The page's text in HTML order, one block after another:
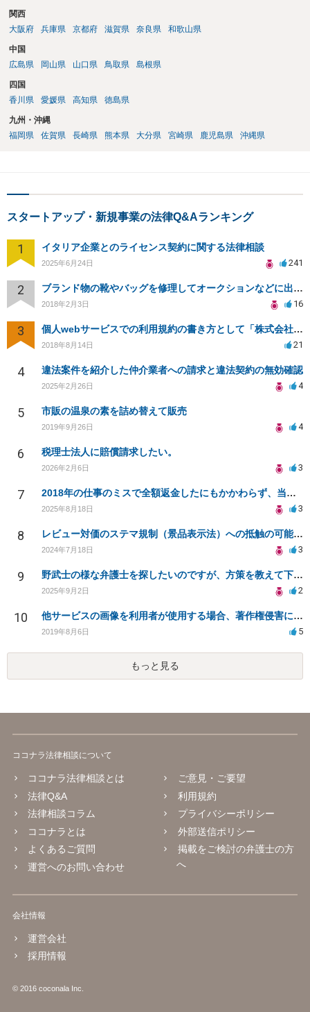
関西
大阪府
兵庫県 京都府 滋賀県 奈良県 和歌山県
中国
広島県
岡山県 山口県 鳥取県 島根県
四国
香川県
愛媛県 高知県 徳島県
九州・沖縄
福岡県
佐賀県 長崎県 熊本県 大分県 宮崎県 鹿児島県 沖縄県
スタートアップ・新規事業の法律Q&Aランキング
1 イタリア企業とのライセンス契約に関する法律相談
2025年6月24日 241
2 ブランド物の靴やバッグを修理してオークションなどに出品したりすることは商標権の侵害にあたりますか？
2018年2月3日 16
3 個人webサービスでの利用規約の書き方として「株式会社○○（以下当社）」と違う表現はありますか？
2018年8月14日 21
4 違法案件を紹介した仲介業者への請求と違法契約の無効確認
2025年2月26日 4
5 市販の温泉の素を詰め替えて販売
2019年9月26日 4
6 税理士法人に賠償請求したい。
2026年2月6日 3
7 2018年の仕事のミスで全額返金したにもかかわらず、当時の取引先から執拗に対応を求められる
2025年8月18日 3
8 レビュー対価のステマ規制（景品表示法）への抵触の可能性について
2024年7月18日 3
9 野武士の様な弁護士を探したいのですが、方策を教えて下さい。
2025年9月2日 2
10 他サービスの画像を利用者が使用する場合、著作権侵害にならないでしょうか。（利用規約作成者を探してます
2019年8月6日 5
もっと見る
ココナラ法律相談について
ココナラ法律相談とは
法律Q&A
法律相談コラム
ココナラとは
よくあるご質問
運営へのお問い合わせ
ご意見・ご要望
利用規約
プライバシーポリシー
外部送信ポリシー
掲載をご検討の弁護士の方
へ
会社情報
運営会社
採用情報
© 2016 coconala Inc.